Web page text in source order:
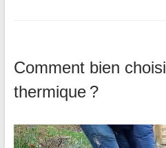
Comment bien
thermique ?